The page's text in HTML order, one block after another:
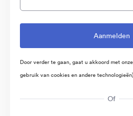
Door verder te gaan, gaat u akkoord met onze
gebruik van cookies en andere
Of